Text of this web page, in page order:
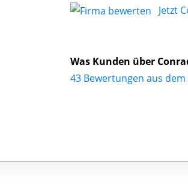
Jetzt
Was Kunden über
43 Bewertungen aus